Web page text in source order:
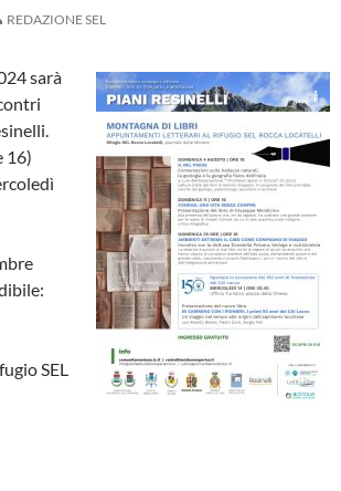
REDAZIONE SEL
sarà
16)
SEL